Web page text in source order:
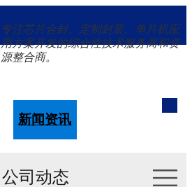
专注芯片合封、定制封装、单片机应
用方案开发的综合性技术服务商和资
源整合商。
新闻资讯
公司动态